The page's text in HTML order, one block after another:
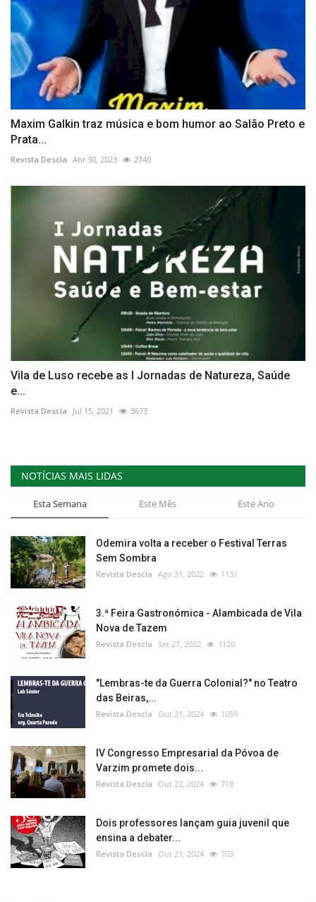
Maxim Galkin traz música e bom humor ao Salão Preto e
Prata...
Revista Descla Abr 30, 2023 2740
Vila de Luso recebe as I Jornadas de Natureza, Saúde
e...
Revista Descla Jul 15, 2021 3673
NOTÍCIAS MAIS LIDAS
Esta Semana Este Mês Este Ano
Odemira volta a receber o Festival Terras
Sem Sombra
Revista Descla Ago 31, 2022 1131
3.ª Feira Gastronómica - Alambicada de Vila
Nova de Tazem
Revista Descla Set 27, 2022 1120
"Lembras-te da Guerra Colonial?" no Teatro
das Beiras,...
Revista Descla Out 21, 2024 1059
IV Congresso Empresarial da Póvoa de
Varzim promete dois...
Revista Descla Out 22, 2024 718
Dois professores lançam guia juvenil que
ensina a debater...
Revista Descla Out 21, 2024 703